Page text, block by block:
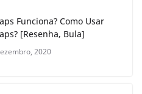
Funciona? Como Usar
[Resenha, Bula]
2020